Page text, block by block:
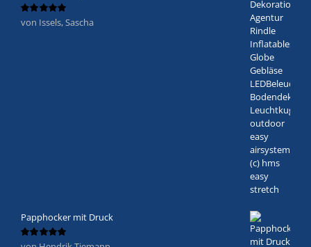
Bewertet
von Issels, Sascha
Papphocker mit Druck